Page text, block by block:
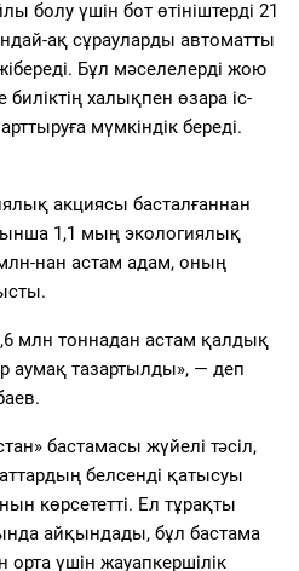
болу үшін бот өтініштерді 21
ақ сұрауларды автоматты
Бұл мәселелерді жою
биліктің халықпен өзара іс-
мүмкіндік береді.
акциясы басталғаннан
1,1 мың экологиялық
млн-нан астам адам, оның
млн тоннадан астам қалдық
аумақ тазартылды», — деп
бастамасы жүйелі тәсіл,
белсенді қатысуы
көрсететті. Ел тұрақты
айқындады, бұл бастама
үшін жауапкершілік